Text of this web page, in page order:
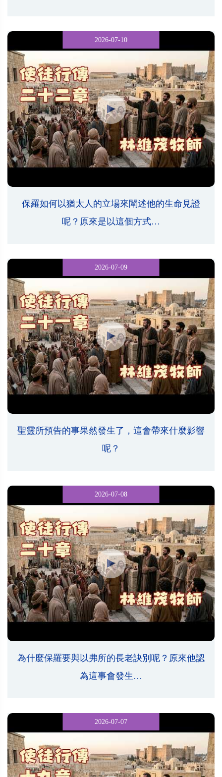
2026-07-10
保羅如何以猶太人的立場來闡述他的生命見證
呢？原來是以這個方式…
2026-07-09
聖靈所預告的事果然發生了，這會帶來什麼影響
呢？
2026-07-08
為什麼保羅要與以弗所的長老訣別呢？原來他認
為這事會發生…
2026-07-07